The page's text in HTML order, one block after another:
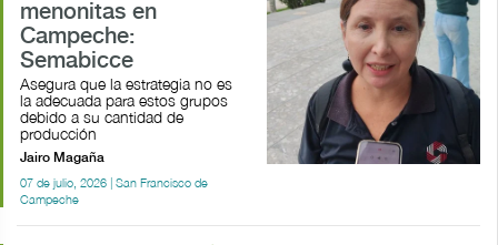
menonitas en
Campeche:
Semabicce
Asegura que la estrategia no es
la adecuada para estos grupos
debido a su cantidad de
producción
Jairo Magaña
07 de julio, 2026 | San Francisco de
Campeche